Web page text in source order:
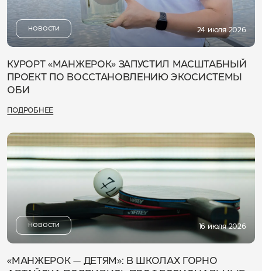
НОВОСТИ 24 июля 2026
КУРОРТ «МАНЖЕРОК» ЗАПУСТИЛ МАСШТАБНЫЙ
ПРОЕКТ ПО ВОССТАНОВЛЕНИЮ ЭКОСИСТЕМЫ
ОБИ
ПОДРОБНЕЕ
НОВОСТИ 16 июля 2026
«МАНЖЕРОК — ДЕТЯМ»: В ШКОЛАХ ГОРНО